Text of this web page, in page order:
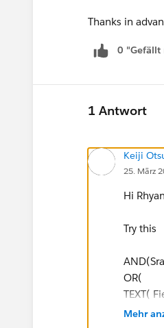
Thanks in
0 "Gefällt
1 Antwort
Keiji
25. März
Hi
Try this
OR(
TEXT(
Field 2
Mehr